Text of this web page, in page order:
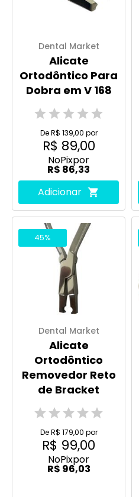
Dental Market
Alicate
Ortodôntico Para
Dobra em V 168
De R$ 139,00 por
R$ 89,00
NoPixpor
R$ 86,33
Adicionar
45%
Dental Market
Alicate
Ortodôntico
Removedor Reto
de Bracket
De R$ 179,00 por
R$ 99,00
NoPixpor
R$ 96,03